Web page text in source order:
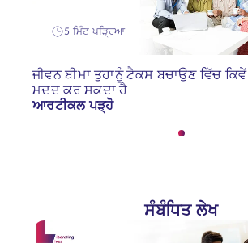
5 ਮਿੰਟ ਪੜ੍ਹਿਆ
ਜੀਵਨ ਬੀਮਾ ਤੁਹਾਨੂੰ ਟੈਕਸ ਬਚਾਉਣ ਵਿੱਚ ਕਿਵੇਂ
ਮਦਦ ਕਰ ਸਕਦਾ ਹੈ
ਆਰਟੀਕਲ ਪੜ੍ਹੋ
ਸੰਬੰਧਿਤ ਲੇਖ